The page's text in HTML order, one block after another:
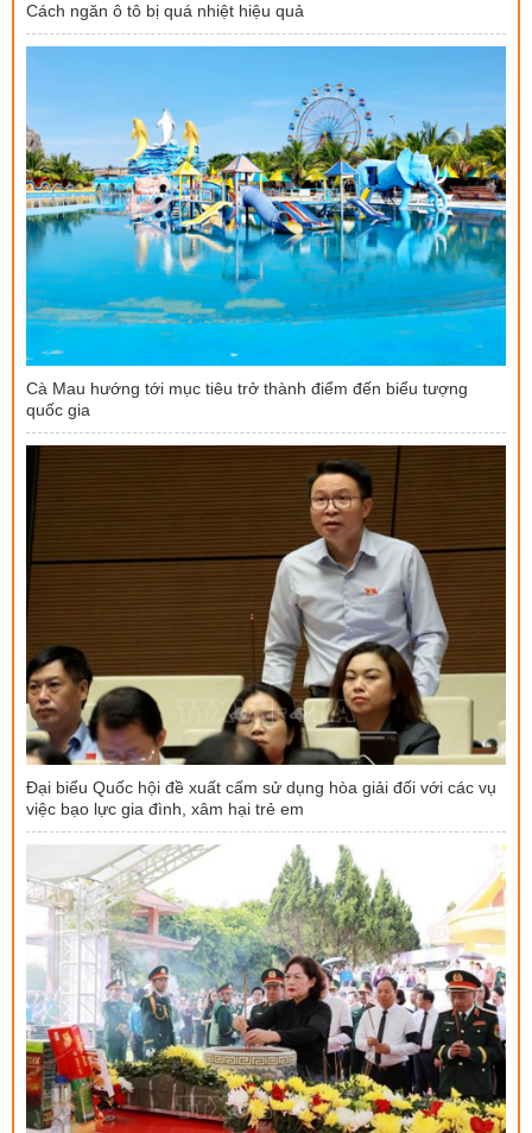
Cách ngăn ô tô bị quá nhiệt hiệu quả
Cà Mau hướng tới mục tiêu trở thành điểm đến biểu tượng
quốc gia
Đại biểu Quốc hội đề xuất cấm sử dụng hòa giải đối với các vụ
việc bạo lực gia đình, xâm hại trẻ em